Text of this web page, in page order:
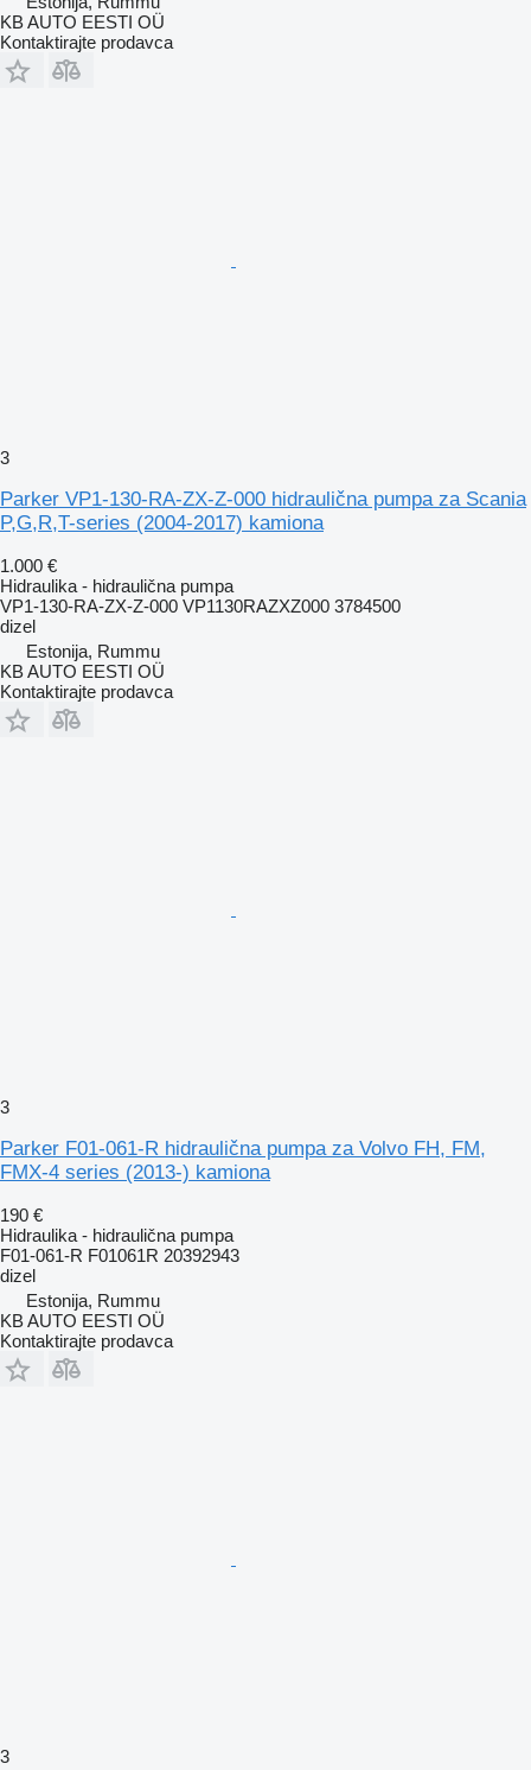
KB AUTO EESTI OÜ
Kontaktirajte prodavca
3
Parker VP1-130-RA-ZX-Z-000 hidraulična pumpa za Scania
P,G,R,T-series (2004-2017) kamiona
1.000 €
Hidraulika - hidraulična pumpa
VP1-130-RA-ZX-Z-000 VP1130RAZXZ000 3784500
dizel
Estonija, Rummu
KB AUTO EESTI OÜ
Kontaktirajte prodavca
3
Parker F01-061-R hidraulična pumpa za Volvo FH, FM,
FMX-4 series (2013-) kamiona
190 €
Hidraulika - hidraulična pumpa
F01-061-R F01061R 20392943
dizel
Estonija, Rummu
KB AUTO EESTI OÜ
Kontaktirajte prodavca
3